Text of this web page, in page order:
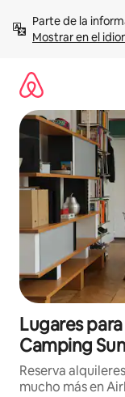
contenidoMostrar en el
Lugares
Camping
Reserva
mucho más en